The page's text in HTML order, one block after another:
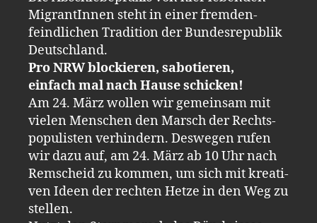
Mi­gran­tIn­nen steht in einer frem­den­
feind­li­chen Tra­di­ti­on der Bun­des­re­pu­blik
Deutsch­land.
Pro NRW blo­ckie­ren, sa­bo­tie­ren,
ein­fach mal nach Hause schi­cken!
Am 24. März wol­len wir ge­mein­sam mit
vie­len Men­schen den Marsch der Rechts­
po­pu­lis­ten ver­hin­dern. Des­we­gen rufen
wir dazu auf, am 24. März ab 10 Uhr nach
Rem­scheid zu kom­men, um sich mit krea­ti­
ven Ideen der rech­ten Hetze in den Weg zu
stel­len.